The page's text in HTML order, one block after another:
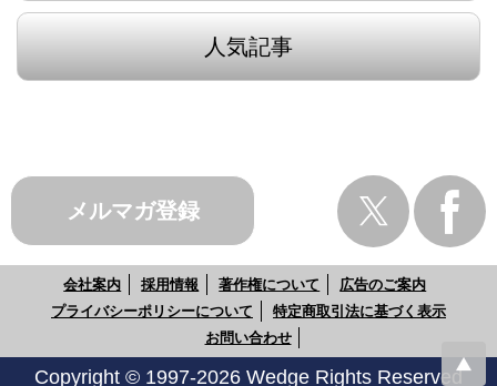
人気記事
メルマガ登録
会社案内 採用情報 著作権について
広告のご案内
プライバシーポリシーについて
特定商取引法に基づく表示
お問い合わせ
Copyright © 1997-2026 Wedge Rights Reserved